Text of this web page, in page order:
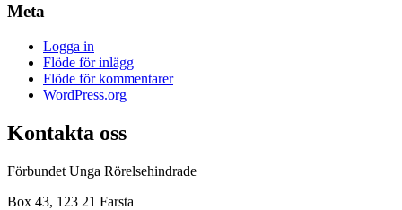
Meta
Logga in
Flöde för inlägg
Flöde för kommentarer
WordPress.org
Kontakta oss
Förbundet Unga Rörelsehindrade
Box 43, 123 21 Farsta